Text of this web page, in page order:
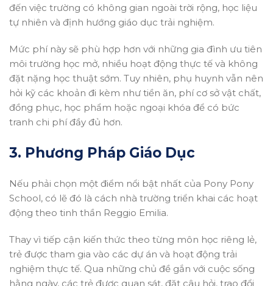
đến việc trường có không gian ngoài trời rộng, học liệu
tự nhiên và định hướng giáo dục trải nghiệm.
Mức phí này sẽ phù hợp hơn với những gia đình ưu tiên
môi trường học mở, nhiều hoạt động thực tế và không
đặt nặng học thuật sớm. Tuy nhiên, phụ huynh vẫn nên
hỏi kỹ các khoản đi kèm như tiền ăn, phí cơ sở vật chất,
đồng phục, học phẩm hoặc ngoại khóa để có bức
tranh chi phí đầy đủ hơn.
3. Phương Pháp Giáo Dục
Nếu phải chọn một điểm nổi bật nhất của Pony Pony
School, có lẽ đó là cách nhà trường triển khai các hoạt
động theo tinh thần Reggio Emilia.
Thay vì tiếp cận kiến thức theo từng môn học riêng lẻ,
trẻ được tham gia vào các dự án và hoạt động trải
nghiệm thực tế. Qua những chủ đề gắn với cuộc sống
hằng ngày, các trẻ được quan sát, đặt câu hỏi, trao đổi